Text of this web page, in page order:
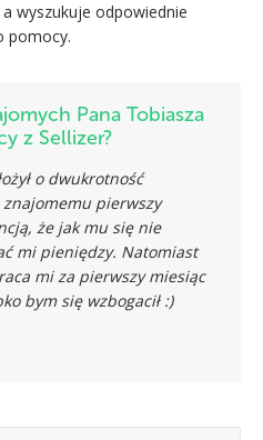
wyszukuje odpowiednie
pomocy.
Pana Tobiasza
z Sellizer?
o dwukrotność
znajomemu pierwszy
że jak mu się nie
mi pieniędzy. Natomiast
mi za pierwszy miesiąc
bym się wzbogacił :)